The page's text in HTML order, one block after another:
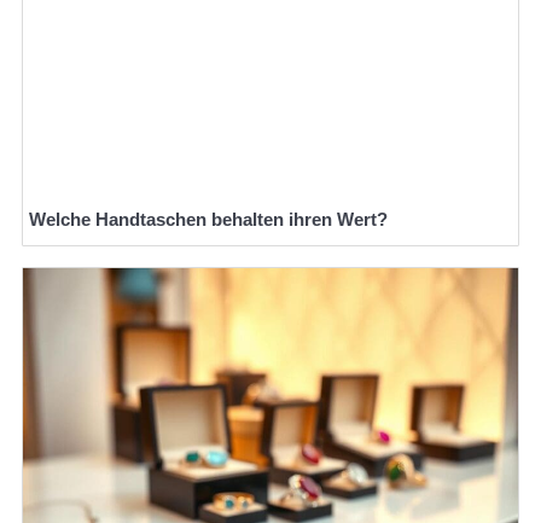
Welche Handtaschen behalten ihren Wert?